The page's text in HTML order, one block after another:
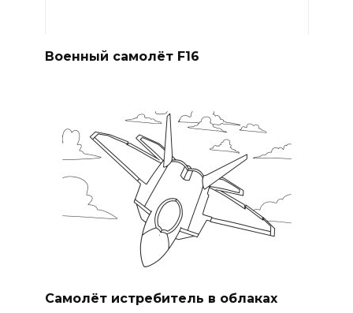
Военный самолёт F16
Самолёт истребитель в облаках